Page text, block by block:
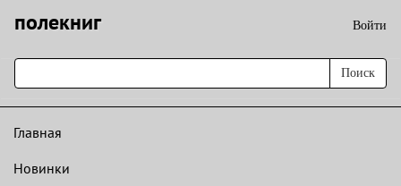
полекниг Войти
Поиск
Главная
Новинки